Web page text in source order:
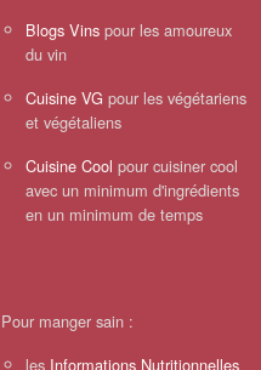
Blogs Vins pour les amoureux
du vin
Cuisine VG pour les végétariens
et végétaliens
Cuisine Cool pour cuisiner cool
avec un minimum d'ingrédients
en un minimum de temps
Pour manger sain :
les Informations Nutritionnelles